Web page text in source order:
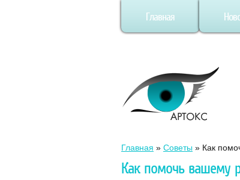
Главная
Главная » Советы » Как
Как помочь вашему